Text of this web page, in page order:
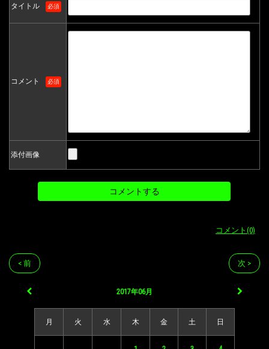
タイトル 必須
コメント 必須
添付画像
コメント(0)
< 前 次 >
2017年06月
月 火 水 木 金 土 日